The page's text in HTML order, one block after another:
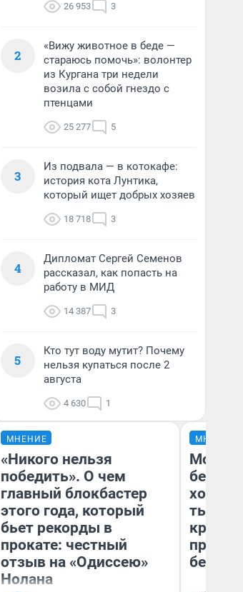
26 953 3
2
«Вижу животное в беде —
стараюсь помочь»: волонтер
из Кургана три недели
возила с собой гнездо с
птенцами
25 277 5
3
Из подвала — в котокафе:
история кота Лунтика,
который ищет добрых хозяев
18 718 3
4
Дипломат Сергей Семенов
рассказал, как попасть на
работу в МИД
14 387 3
5
Кто тут воду мутит? Почему
нельзя купаться после 2
августа
4 630 1
МНЕНИЕ
«Никого нельзя
победить». О чем
главный блокбастер
этого года, который
бьет рекорды в
прокате: честный
отзыв на «Одиссею»
Нолана
МНЕНИЕ
Мой
хотела
тысяч,